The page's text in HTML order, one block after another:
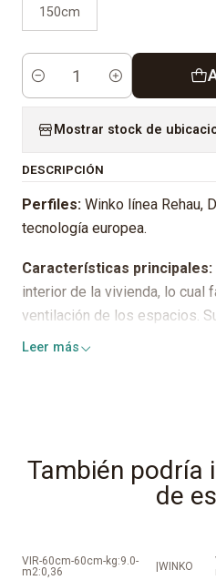
150cm
Cantidad
Mostrar stock de
DESCRIPCIÓN
Perfiles: Winko línea Rehau,
tecnología europea.
Características principales:
interior de la vivienda, lo cual
ventilación de los espacios.
seguridad, además de un
crudos de espesores según
instalados en la ventana.
Espesor del separador:
Leer más
También podría
de
VIR-60cm-60cm-kg:9.0-
m2:0,36
WINKO